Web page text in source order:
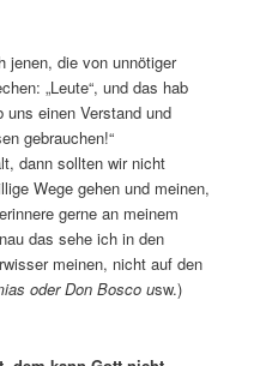
jenen, die von unnötiger
„Leute“, und das hab
uns einen Verstand und
gebrauchen!“
dann sollten wir nicht
Wege gehen und meinen,
gerne an meinem
das sehe ich in den
meinen, nicht auf den
oder Don Bosco usw.)